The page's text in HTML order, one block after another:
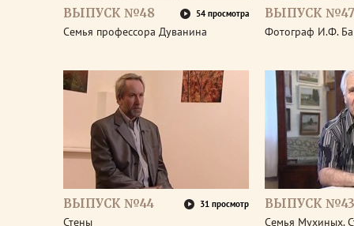
ВЫПУСК №48 54 просмотра
Семья профессора Дуванина
ВЫПУСК №47
Фотограф И.Ф.
ВЫПУСК №44 31 просмотр
Стены
ВЫПУСК №43
Семья Мухиных.